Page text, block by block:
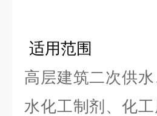
适用范围
高层建筑二次供
水化工制剂、化